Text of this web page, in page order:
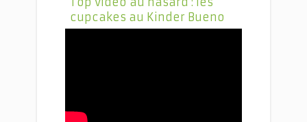
cupcakes au Kinder Bueno